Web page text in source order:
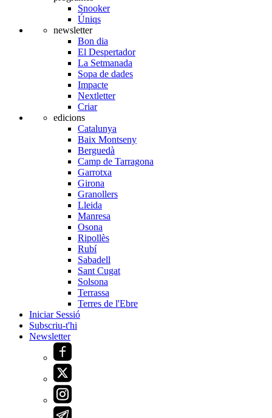
Snooker
Úniqs
newsletter
Bon dia
El Despertador
La Setmanada
Sopa de dades
Impacte
Nextletter
Criar
edicions
Catalunya
Baix Montseny
Berguedà
Camp de Tarragona
Garrotxa
Girona
Granollers
Lleida
Manresa
Osona
Ripollès
Rubí
Sabadell
Sant Cugat
Solsona
Terrassa
Terres de l'Ebre
Iniciar Sessió
Subscriu-t'hi
Newsletter